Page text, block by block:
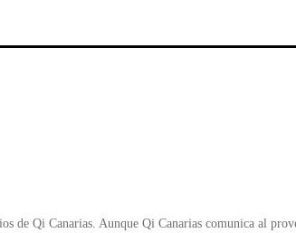
b A e
de Qi Canarias. Aunque Qi Canarias comunica al